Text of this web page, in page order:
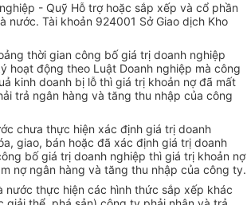
- Quỹ Hỗ trợ hoặc sắp xếp và cổ phần
nước. Tài khoản 924001 Sở Giao dịch Kho
thời gian công bố giá trị doanh nghiệp
hoạt động theo Luật Doanh nghiệp mà công
kinh doanh bị lỗ thì giá trị khoản nợ đã mất
trả ngân hàng và tăng thu nhập của công
chưa thực hiện xác định giá trị doanh
giao, bán hoặc đã xác định giá trị doanh
bố giá trị doanh nghiệp thì giá trị khoản nợ
nợ ngân hàng và tăng thu nhập của công ty.
nước thực hiện các hình thức sắp xếp khác